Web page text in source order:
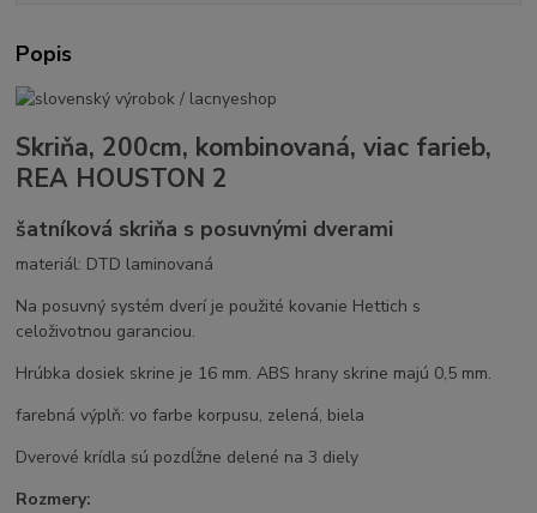
Popis
Skriňa, 200cm, kombinovaná, viac farieb,
REA HOUSTON 2
šatníková skriňa s posuvnými dverami
materiál: DTD laminovaná
Na posuvný systém dverí je použité kovanie Hettich s
celoživotnou garanciou.
Hrúbka dosiek skrine je 16 mm. ABS hrany skrine majú 0,5 mm.
farebná výplň: vo farbe korpusu, zelená, biela
Dverové krídla sú pozdĺžne delené na 3 diely
Rozmery: